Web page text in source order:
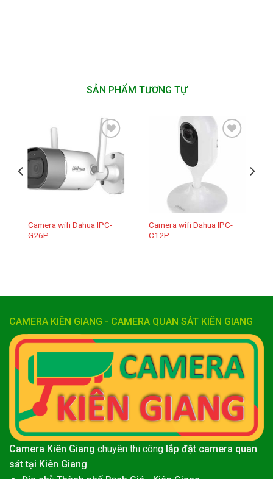
SẢN PHẨM TƯƠNG TỰ
Add to
wishlist
Camera wifi Dahua IPC-
G26P
Add to
Camera wifi Dahua IPC-
C12P
CAMERA KIÊN GIANG - CAMERA QUAN SÁT KIÊN GIANG
Camera Kiên Giang chuyên thi công lắp đặt camera quan
sát tại Kiên Giang.